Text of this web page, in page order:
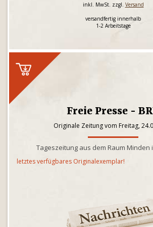
inkl. MwSt. zzgl. Versand
versandfertig innerhalb
1-2 Arbeitstage
Freie Presse -
Originale Zeitung vom Freitag,
Tageszeitung aus dem Raum Minden
letztes verfügbares Originalexemplar!